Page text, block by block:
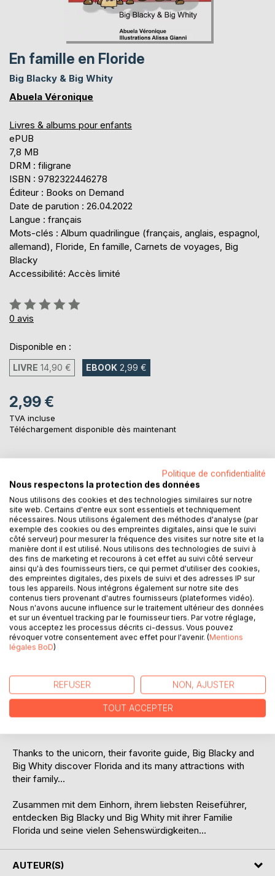
En famille en Floride
Big Blacky & Big Whity
Abuela Véronique
Livres & albums pour enfants
ePUB
7,8 MB
DRM : filigrane
ISBN : 9782322446278
Éditeur : Books on Demand
Date de parution : 26.04.2022
Langue : français
Mots-clés : Album quadrilingue (français, anglais, espagnol,
allemand), Floride, En famille, Carnets de voyages, Big
Blacky
Accessibilité: Accès limité
Évaluation:
0%
0 avis
Disponible en :
LIVRE 14,90 € EBOOK 2,99 €
2,99 €
TVA incluse
Téléchargement disponible dès maintenant
AJOUTER AU PANIER
Ajouter à ma liste d'envies
Laisser un avis
DESCRIPTION
Grâce à la licorne, leur guide préférée, Big Blacky et Big
attractions...
La familia de Big Blacky y Big Whity descubre Florida y sus
múltiples atracciones en compañía del unicornio, su guía
Thanks to the unicorn, their favorite guide, Big Blacky and
Big Whity discover Florida and its many attractions with
their family...
Zusammen mit dem Einhorn, ihrem liebsten Reiseführer,
entdecken Big Blacky und Big Whity mit ihrer Familie
Florida und seine vielen Sehenswürdigkeiten...
AUTEUR(S)
Politique de confidentialité
Nous respectons la protection des données
Nous utilisons des cookies et des technologies similaires sur notre
site web. Certains d'entre eux sont essentiels et techniquement
nécessaires. Nous utilisons également des méthodes d'analyse (par
exemple des cookies ou des empreintes digitales, ainsi que le suivi
côté serveur) pour mesurer la fréquence des visites sur notre site et la
manière dont il est utilisé. Nous utilisons des technologies de suivi à
des fins de marketing et recourons à cet effet au suivi côté serveur
ainsi qu'à des fournisseurs tiers, ce qui permet d'utiliser des cookies,
des empreintes digitales, des pixels de suivi et des adresses IP sur
tous les appareils. Nous intégrons également sur notre site des
contenus tiers provenant d'autres fournisseurs (plateformes vidéo).
Nous n'avons aucune influence sur le traitement ultérieur des données
et sur un éventuel tracking par le fournisseur tiers. Par votre réglage,
vous acceptez les processus décrits ci-dessus. Vous pouvez
révoquer votre consentement avec effet pour l'avenir. (Mentions
légales BoD)
REFUSER NON, AJUSTER
TOUT ACCEPTER